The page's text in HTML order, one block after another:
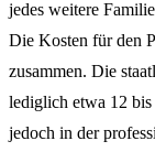
jedes weitere
Die Kosten für den
zusammen. Die
lediglich etwa 12
jedoch in der